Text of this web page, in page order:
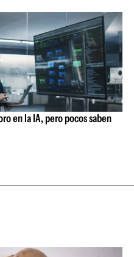
en la IA, pero pocos saben